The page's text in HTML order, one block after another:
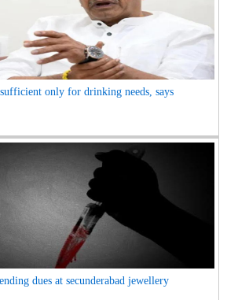
only for drinking needs, says
dues at secunderabad jewellery